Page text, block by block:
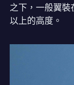
之下，一般翼裝
以上的高度。